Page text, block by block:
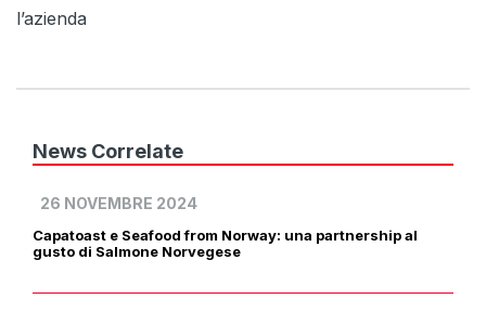
l’azienda
News Correlate
26 NOVEMBRE 2024
Capatoast e Seafood from Norway: una partnership al
gusto di Salmone Norvegese